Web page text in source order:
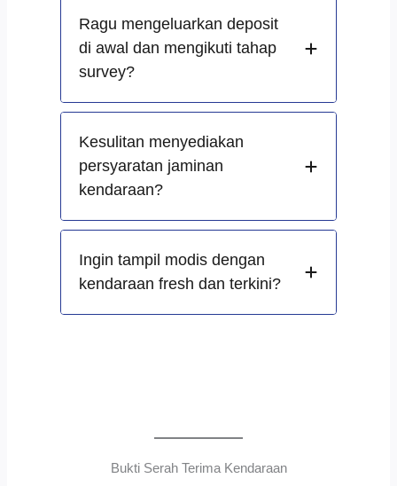
Ragu mengeluarkan deposit
di awal dan mengikuti tahap
survey?
Kesulitan menyediakan
persyaratan jaminan
kendaraan?
Ingin tampil modis dengan
kendaraan fresh dan terkini?
Bukti Serah Terima Kendaraan